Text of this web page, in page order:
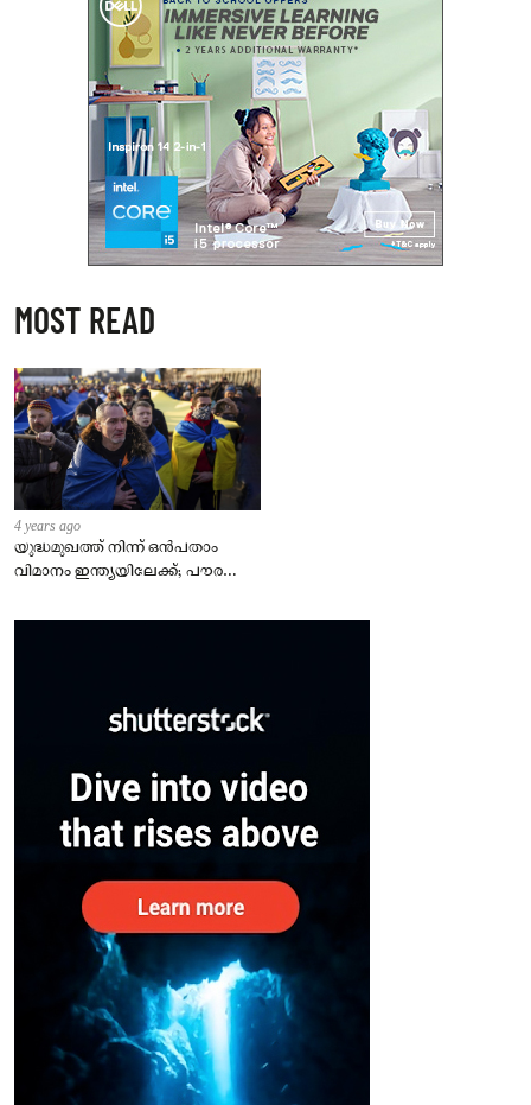
MOST READ
4 years ago
യുദ്ധമുഖത്ത് നിന്ന് ഒൻപതാം
വിമാനം ഇന്ത്യയിലേക്ക്; പൗരന്മാർ
– കേന്ദ്രം